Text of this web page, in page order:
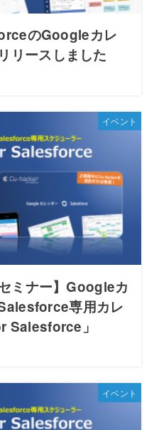
のGoogleカレ
リースしました
イベント
ミナー】Googleカ
専用カレ
Salesforce」
イベント